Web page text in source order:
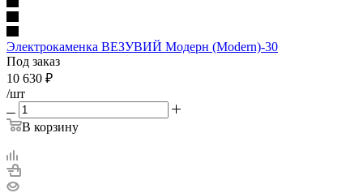
Электрокаменка ВЕЗУВИЙ Модерн (Modern)-30
Под заказ
10 630 ₽
/шт
В корзину